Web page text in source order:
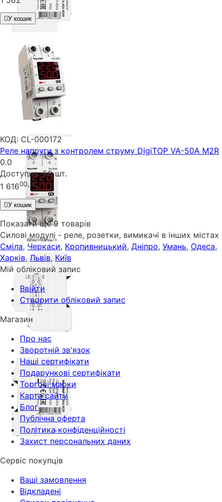
У кошик
КОД: CL-000172
Реле напруги з контролем струму DigiTOP VA-50A M2R
0.0
Доступно: 50 шт.
1 61600 ₴
У кошик
Показати ще 9 товарів
Силові модулі - реле, розетки, вимикачі в інших містах
Сміла, Черкаси, Кропивницький, Дніпро, Умань, Одеса,
Харків, Львів, Київ
Мій обліковий запис
Ввійти
Створити обліковий запис
Магазин
Про нас
Зворотній зв'язок
Наші сертифікати
Подарункові сертифікати
Торгові марки
Карта сайту
Блог
Публічна оферта
Політика конфіденційності
Захист персональних даних
Сервіс покупців
Ваші замовлення
Відкладені